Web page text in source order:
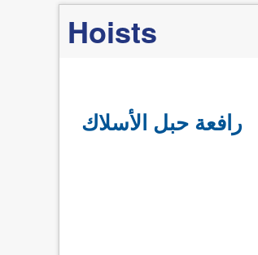
Hoists
رافعة حبل الأسلاك